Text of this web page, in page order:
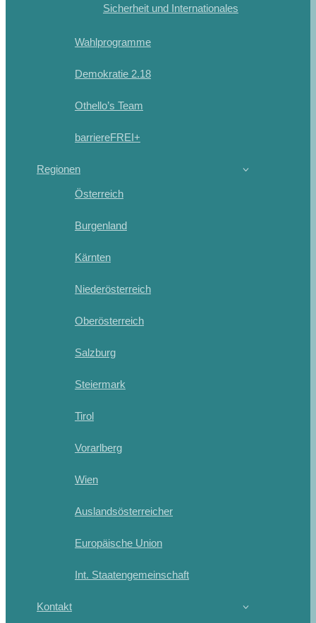
Sicherheit und Internationales
Wahlprogramme
Demokratie 2.18
Othello’s Team
barriereFREI+
Regionen
Österreich
Burgenland
Kärnten
Niederösterreich
Oberösterreich
Salzburg
Steiermark
Tirol
Vorarlberg
Wien
Auslandsösterreicher
Europäische Union
Int. Staatengemeinschaft
Kontakt